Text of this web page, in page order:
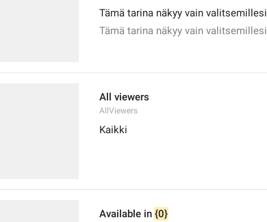
Tämä tarina näkyy vain
Tämä tarina näkyy vain
All viewers
AllViewers
Kaikki
Available in {0}